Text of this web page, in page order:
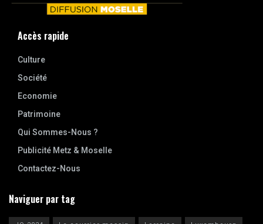
Accès rapide
Culture
Société
Economie
Patrimoine
Qui Sommes-Nous ?
Publicité Metz & Moselle
Contactez-Nous
Naviguer par tag